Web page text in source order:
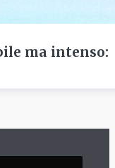
ma intenso: